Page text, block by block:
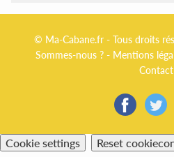
© Ma-Cabane.fr - Tous droits
Sommes-nous ? - Mentions
Contact
Cookie settings Reset